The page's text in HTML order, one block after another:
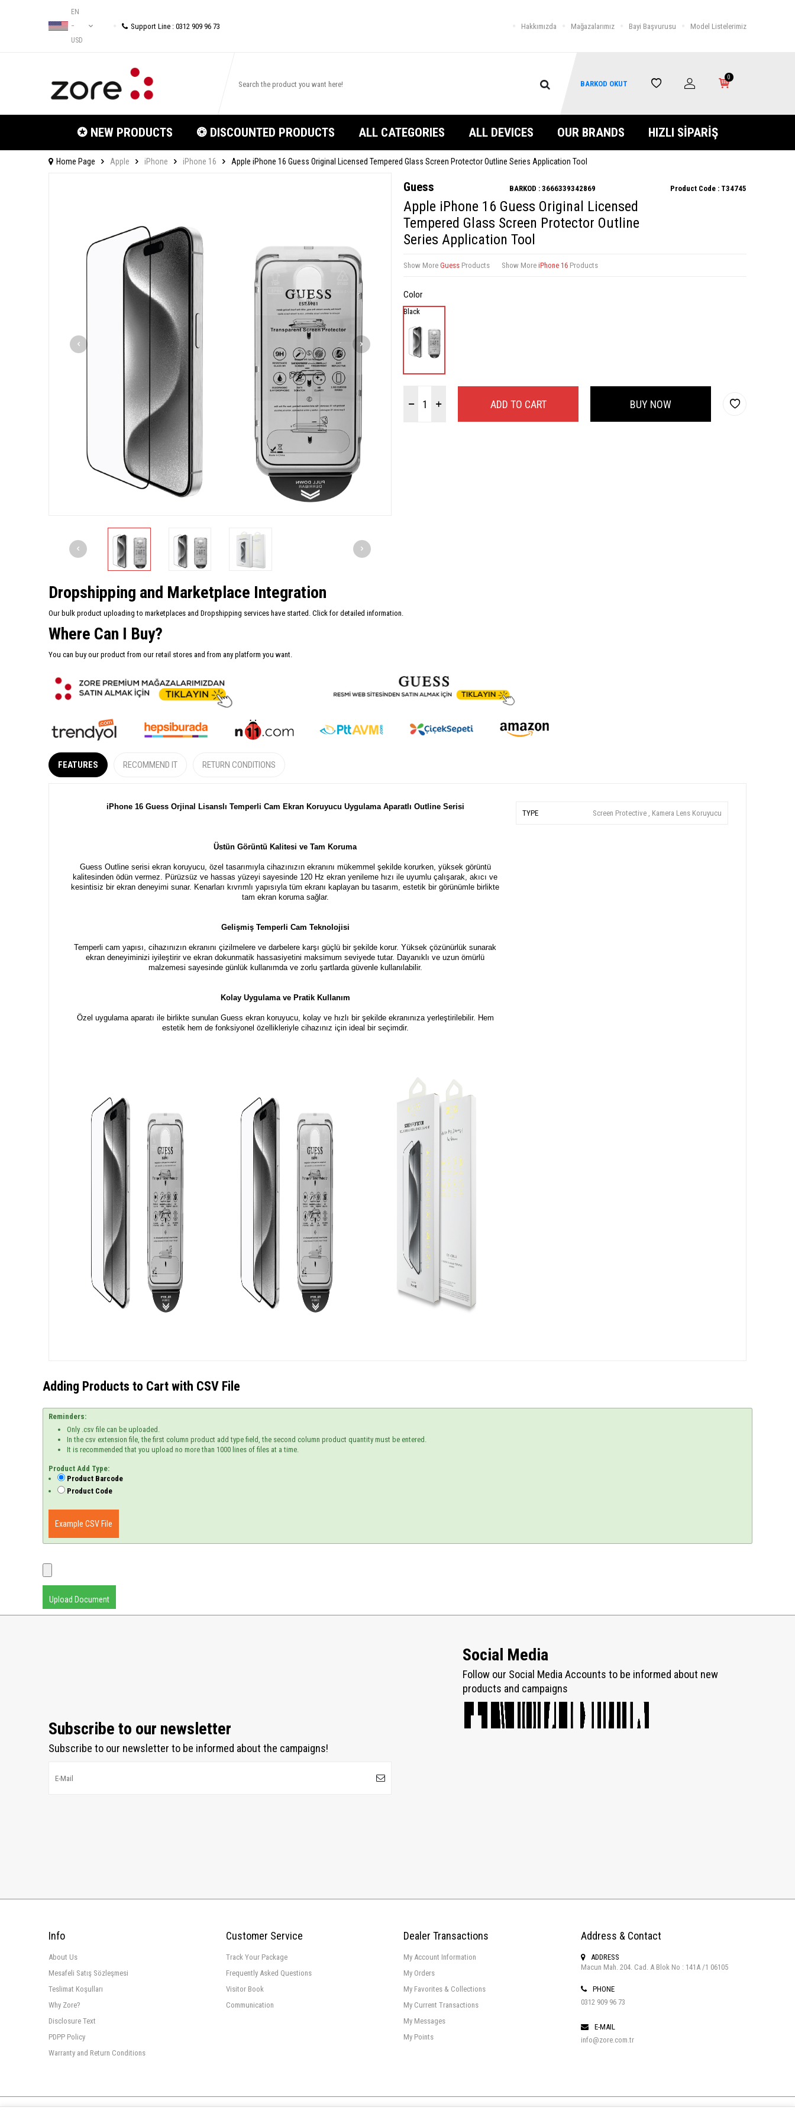
EN
−
USD
Support Line : 0312 909 96 73 Hakkımızda Mağazalarımız Bayi Başvurusu Model Listelerimiz
BARKOD OKUT
0
✪ NEW PRODUCTS ❂ DISCOUNTED PRODUCTS ALL CATEGORIES ALL DEVICES OUR BRANDS HIZLI SİPARİŞ
Home Page Apple iPhone iPhone 16 Apple iPhone 16 Guess Original Licensed Tempered Glass Screen Protector Outline Series Application Tool
Guess BARKOD : 3666339342869 Product Code : T34745
Apple iPhone 16 Guess Original Licensed
Tempered Glass Screen Protector Outline
Series Application Tool
Show More Guess Products Show More iPhone 16 Products
Color
Black
ADD TO CART BUY NOW
Dropshipping and Marketplace Integration
Our bulk product uploading to marketplaces and Dropshipping services have started. Click for detailed information.
Where Can I Buy?
You can buy our product from our retail stores and from any platform you want.
FEATURES RECOMMEND IT RETURN CONDITIONS
iPhone 16 Guess Orjinal Lisanslı Temperli Cam Ekran Koruyucu Uygulama Aparatlı Outline Serisi
Üstün Görüntü Kalitesi ve Tam Koruma
Guess Outline serisi ekran koruyucu, özel tasarımıyla cihazınızın ekranını mükemmel şekilde korurken, yüksek görüntü
kalitesinden ödün vermez. Pürüzsüz ve hassas yüzeyi sayesinde 120 Hz ekran yenileme hızı ile uyumlu çalışarak, akıcı ve
kesintisiz bir ekran deneyimi sunar. Kenarları kıvrımlı yapısıyla tüm ekranı kaplayan bu tasarım, estetik bir görünümle birlikte
tam ekran koruma sağlar.
Gelişmiş Temperli Cam Teknolojisi
Temperli cam yapısı, cihazınızın ekranını çizilmelere ve darbelere karşı güçlü bir şekilde korur. Yüksek çözünürlük sunarak
ekran deneyiminizi iyileştirir ve ekran dokunmatik hassasiyetini maksimum seviyede tutar. Dayanıklı ve uzun ömürlü
malzemesi sayesinde günlük kullanımda ve zorlu şartlarda güvenle kullanılabilir.
Kolay Uygulama ve Pratik Kullanım
Özel uygulama aparatı ile birlikte sunulan Guess ekran koruyucu, kolay ve hızlı bir şekilde ekranınıza yerleştirilebilir. Hem
estetik hem de fonksiyonel özellikleriyle cihazınız için ideal bir seçimdir.
TYPE Screen Protective , Kamera Lens Koruyucu
Adding Products to Cart with CSV File
Reminders:
Only .csv file can be uploaded.
In the csv extension file, the first column product add type field, the second column product quantity must be entered.
It is recommended that you upload no more than 1000 lines of files at a time.
Product Add Type:
Product Barcode
Product Code
Example CSV File
Upload Document
Subscribe to our newsletter
Subscribe to our newsletter to be informed about the campaigns!
Social Media
Follow our Social Media Accounts to be informed about new
products and campaigns
Info
About Us
Mesafeli Satış Sözleşmesi
Teslimat Koşulları
Why Zore?
Disclosure Text
PDPP Policy
Warranty and Return Conditions
Customer Service
Track Your Package
Frequently Asked Questions
Visitor Book
Communication
Dealer Transactions
My Account Information
My Orders
My Favorites & Collections
My Current Transactions
My Messages
My Points
Address & Contact
ADDRESS
Macun Mah. 204. Cad. A Blok No : 141A /1 06105
PHONE
0312 909 96 73
E-MAIL
info@zore.com.tr